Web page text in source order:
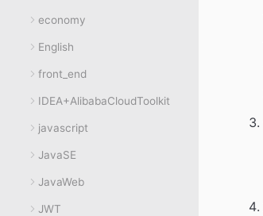
economy
English
front_end
IDEA+AlibabaCloudToolkit
javascript
JavaSE
JavaWeb
JWT